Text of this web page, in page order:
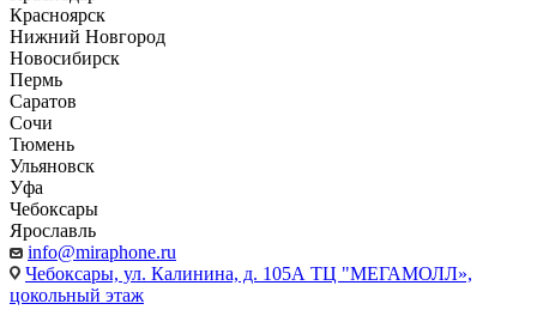
Красноярск
Нижний Новгород
Новосибирск
Пермь
Саратов
Сочи
Тюмень
Ульяновск
Уфа
Чебоксары
Ярославль
info@miraphone.ru
Чебоксары, ул. Калинина, д. 105А ТЦ "МЕГАМОЛЛ»,
цокольный этаж